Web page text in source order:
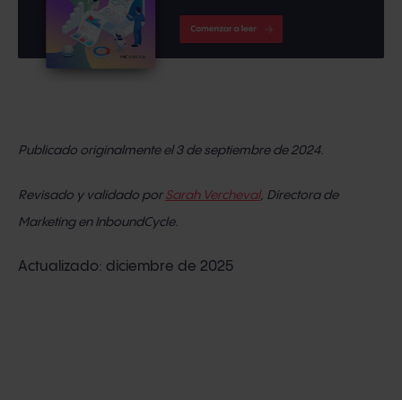
Publicado originalmente el 3 de septiembre de 2024.
Revisado y validado por Sarah Vercheval, Directora de
Marketingen InboundCycle.
Actualizado: diciembre de 2025